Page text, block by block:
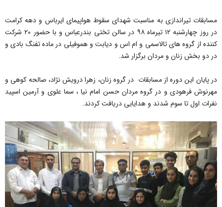
مسابقات تیراندازی به مناسبت شهدای سقوط هواپیمای ایرباس و دهه کرامت
در روز چهارشنبه ۱۲ تیرماه ۹۸ در سالن تختی بندرعباس و با حضور ۲۰ شرکت
کننده از گروه های تالاسمی و ام اس و دیابت و هموفیلی در ماده تفنگ بادی و
در دو بخش زنان و مردان برگزار شد.
در پایان این دوره از مسابقات در گروه زنان، زهرا درویش نژاد، صالحه کوهی و
مهرنوش فرهودی و در گروه مردان حسن امام نیا ، سما علوی و آرمین اسپید
نفرات اول تا سوم شدند و هدایایی دریافت کردند.